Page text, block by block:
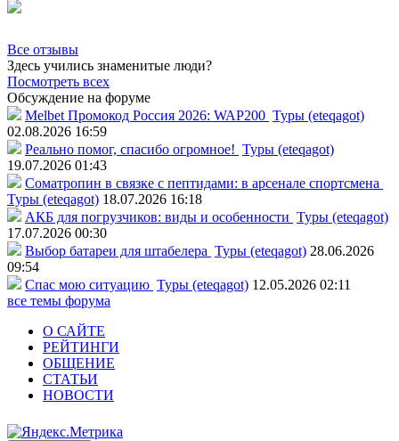
Все отзывы
Здесь учились знаменитые люди?
Посмотреть всех
Обсуждение на форуме
Melbet Промокод Россия 2026: WAP200 Туры (eteqagot)
02.08.2026 16:59
Реально помог, спасибо огромное! Туры (eteqagot)
19.07.2026 01:43
Соматропин в связке с пептидами: в арсенале спортсмена
Туры (eteqagot) 18.07.2026 16:18
АКБ для погрузчиков: виды и особенности Туры (eteqagot)
17.07.2026 00:30
Выбор батареи для штабелера Туры (eteqagot) 28.06.2026
09:54
Спас мою ситуацию Туры (eteqagot) 12.05.2026 02:11
все темы форума
О САЙТЕ
РЕЙТИНГИ
ОБЩЕНИЕ
СТАТЬИ
НОВОСТИ